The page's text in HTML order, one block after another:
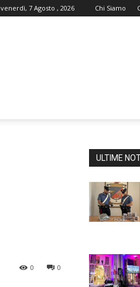
venerdì, 7 Agosto , 2026 Chi Siamo
0
0
ULTIME